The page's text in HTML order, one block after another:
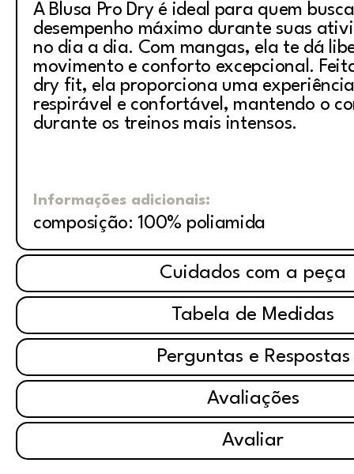
A Blusa Pro Dry é ideal para quem
desempenho máximo durante suas
no dia a dia. Com mangas, ela te dá
movimento e conforto excepcional.
dry fit, ela proporciona uma
respirável e confortável, mantendo o
durante os treinos mais intensos.
Informações adicionais:
composição: 100% poliamida
Cuidados com a peça
Tabela de Medidas
Perguntas e Respostas
Avaliações
Avaliar